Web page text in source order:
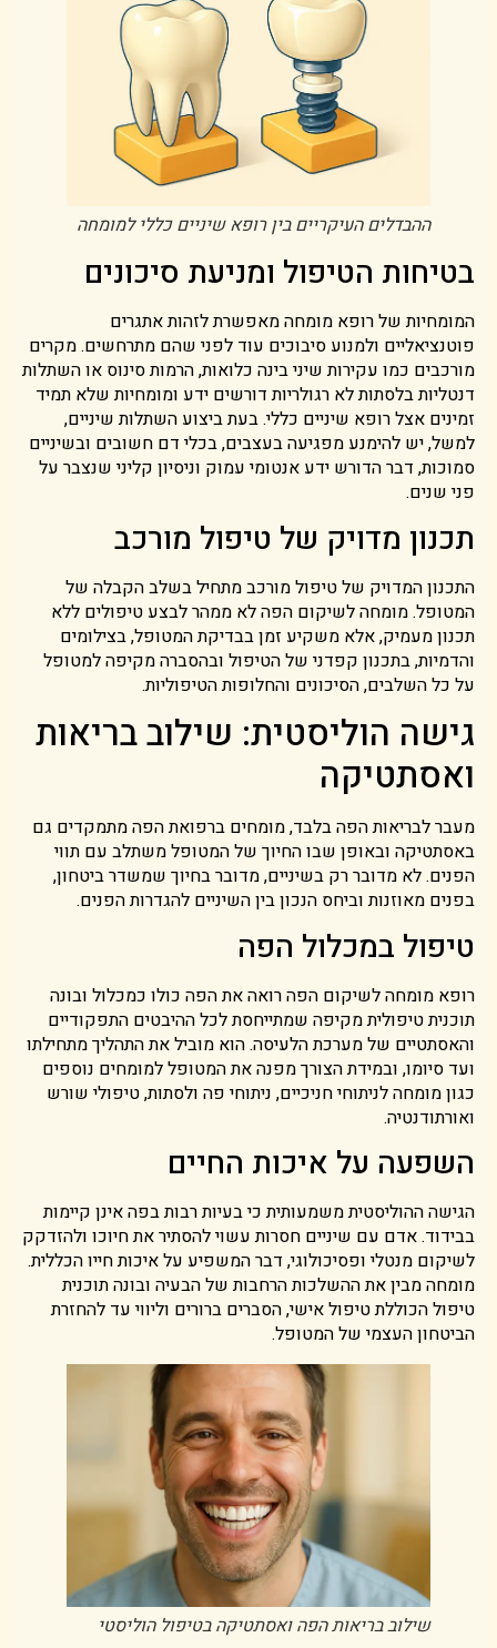
ההבדלים העיקריים בין רופא שיניים כללי למומחה
בטיחות הטיפול ומניעת סיכונים
המומחיות של רופא מומחה מאפשרת לזהות אתגרים
פוטנציאליים ולמנוע סיבוכים עוד לפני שהם מתרחשים. מקרים
מורכבים כמו עקירות שיני בינה כלואות, הרמות סינוס או השתלות
דנטליות בלסתות לא רגולריות דורשים ידע ומומחיות שלא תמיד
זמינים אצל רופא שיניים כללי. בעת ביצוע השתלות שיניים,
למשל, יש להימנע מפגיעה בעצבים, בכלי דם חשובים ובשיניים
סמוכות, דבר הדורש ידע אנטומי עמוק וניסיון קליני שנצבר על
פני שנים.
תכנון מדויק של טיפול מורכב
התכנון המדויק של טיפול מורכב מתחיל בשלב הקבלה של
המטופל. מומחה לשיקום הפה לא ממהר לבצע טיפולים ללא
תכנון מעמיק, אלא משקיע זמן בבדיקת המטופל, בצילומים
והדמיות, בתכנון קפדני של הטיפול ובהסברה מקיפה למטופל
על כל השלבים, הסיכונים והחלופות הטיפוליות.
גישה הוליסטית: שילוב בריאות
ואסתטיקה
מעבר לבריאות הפה בלבד, מומחים ברפואת הפה מתמקדים גם
באסתטיקה ובאופן שבו החיוך של המטופל משתלב עם תווי
הפנים. לא מדובר רק בשיניים, מדובר בחיוך שמשדר ביטחון,
בפנים מאוזנות וביחס הנכון בין השיניים להגדרות הפנים.
טיפול במכלול הפה
רופא מומחה לשיקום הפה רואה את הפה כולו כמכלול ובונה
תוכנית טיפולית מקיפה שמתייחסת לכל ההיבטים התפקודיים
והאסתטיים של מערכת הלעיסה. הוא מוביל את התהליך מתחילתו
ועד סיומו, ובמידת הצורך מפנה את המטופל למומחים נוספים
כגון מומחה לניתוחי חניכיים, ניתוחי פה ולסתות, טיפולי שורש
ואורתודנטיה.
השפעה על איכות החיים
הגישה ההוליסטית משמעותית כי בעיות רבות בפה אינן קיימות
בבידוד. אדם עם שיניים חסרות עשוי להסתיר את חיוכו ולהזדקק
לשיקום מנטלי ופסיכולוגי, דבר המשפיע על איכות חייו הכללית.
מומחה מבין את ההשלכות הרחבות של הבעיה ובונה תוכנית
טיפול הכוללת טיפול אישי, הסברים ברורים וליווי עד להחזרת
הביטחון העצמי של המטופל.
שילוב בריאות הפה ואסתטיקה בטיפול הוליסטי